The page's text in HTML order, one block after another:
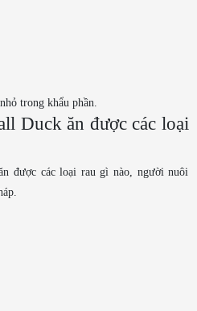
trong khẩu phần.
Duck ăn được các loại
được các loại rau gì nào, người nuôi